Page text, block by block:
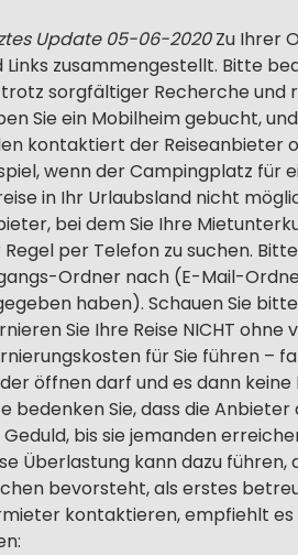
Update 05-06-2020Zu Ihrer
Links zusammengestellt. Bitte
sorgfältiger Recherche und
Sie ein Mobilheim gebucht,
kontaktiert der Reiseanbieter
wenn der Campingplatz für
in Ihr Urlaubsland nicht
bei dem Sie Ihre
per Telefon zu suchen.
Ordner nach (E-Mail-
haben). Schauen Sie
Sie Ihre Reise NICHT
für Sie führen –
öffnen darf und es dann
bedenken Sie, dass die
Geduld, bis sie jemanden
Überlastung kann dazu
bevorsteht, als erstes
kontaktieren, empfiehlt es